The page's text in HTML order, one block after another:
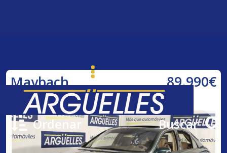
Ordenar Buscar
Maybach 89.990€
57 NACIONAL 551cv